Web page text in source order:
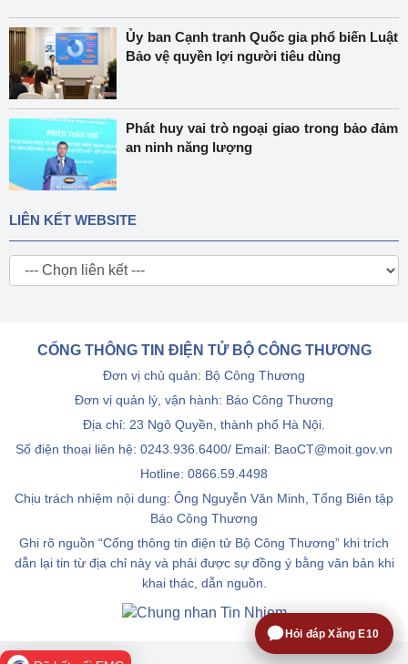
Ủy ban Cạnh tranh Quốc gia phổ biến Luật
Bảo vệ quyền lợi người tiêu dùng
Phát huy vai trò ngoại giao trong bảo đảm
an ninh năng lượng
LIÊN KẾT WEBSITE
CỔNG THÔNG TIN ĐIỆN TỬ BỘ CÔNG THƯƠNG
Đơn vị chủ quản: Bộ Công Thương
Đơn vị quản lý, vận hành: Báo Công Thương
Địa chỉ: 23 Ngô Quyền, thành phố Hà Nội.
Số điện thoại liên hệ: 0243.936.6400/ Email: BaoCT@moit.gov.vn
Hotline: 0866.59.4498
Chịu trách nhiệm nội dung: Ông Nguyễn Văn Minh, Tổng Biên tập
Báo Công Thương
Ghi rõ nguồn “Cổng thông tin điện tử Bộ Công Thương” khi trích
dẫn lại tin từ địa chỉ này và phải được sự đồng ý bằng văn bản khi
khai thác, dẫn nguồn.
Hỏi đáp Xăng E10